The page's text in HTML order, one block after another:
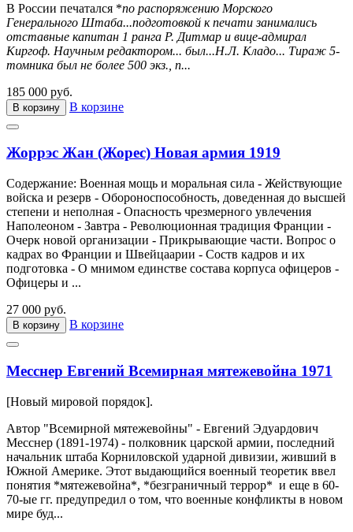
В России печатался *по распоряжению Морского
Генерального Штаба...подготовкой к печати занимались
отставные капитан 1 ранга Р. Дитмар и вице-адмирал
Киргоф. Научным редактором... был...Н.Л. Кладо... Тираж 5-
томника был не более 500 экз., п...
185 000 руб.
В корзину В корзине
Жоррэс Жан (Жорес) Новая армия 1919
Содержание: Военная мощь и моральная сила - Жействующие
войска и резерв - Обороноспособность, доведенная до высшей
степени и неполная - Опасность чрезмерного увлечения
Наполеоном - Завтра - Революционная традиция Франции -
Очерк новой организации - Прикрывающие части. Вопрос о
кадрах во Франции и Швейцаарии - Соств кадров и их
подготовка - О мнимом единстве состава корпуса офицеров -
Офицеры и ...
27 000 руб.
В корзину В корзине
Месснер Евгений Всемирная мятежевойна 1971
[Новый мировой порядок].
Автор "Всемирной мятежевойны" - Евгений Эдуардович
Месснер (1891-1974) - полковник царской армии, последний
начальник штаба Корниловской ударной дивизии, живший в
Южной Америке. Этот выдающийся военный теоретик ввел
понятия *мятежевойна*, *безграничный террор* и еще в 60-
70-ые гг. предупредил о том, что военные конфликты в новом
мире буд...